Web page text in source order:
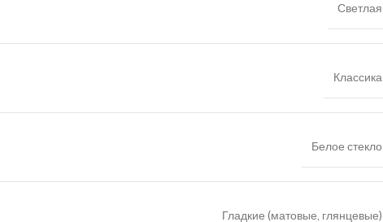
Светлая
Классика
Белое стекло
Гладкие (матовые, глянцевые)